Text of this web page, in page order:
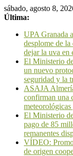
sábado, agosto 8,
Última:
UPA Granada
desplome de
dejar la uva en
El Ministerio
un nuevo
seguridad y la
ASAJA
confirman una
El Ministerio
pago de 85
remanentes
VÍDEO:
de origen